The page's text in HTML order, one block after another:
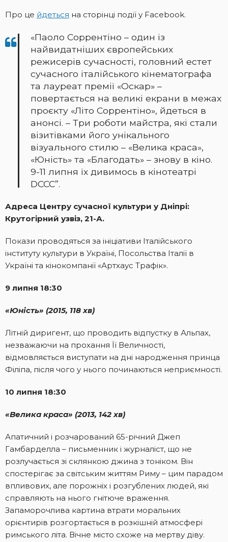
Про це йдеться на сторінці події у Facebook.
«Паоло Соррентіно – один із
найвидатніших європейських
режисерів сучасності, головний естет
сучасного італійського кінематографа
та лауреат премії «Оскар» –
повертається на великі екрани в межах
проєкту «Літо Соррентіно», йдеться в
анонсі. – Три роботи майстра, які стали
візитівками його унікального
візуального стилю – «Велика краса»,
«Юність» та «Благодать» – знову в кіно.
9-11 липня їх дивимось в кінотеатрі
DCCC”.
Адреса Центру сучасної культури у Дніпрі:
Крутогірний узвіз, 21-А.
Покази проводяться за ініціативи Італійського
інституту культури в Україні, Посольства Італії в
Україні та кінокомпанії «Артхаус Трафік».
9 липня 18:30
«Юність» (2015, 118 хв)
Літній диригент, що проводить відпустку в Альпах,
незважаючи на прохання Її Величності,
відмовляється виступати на дні народження принца
Філіпа, після чого у нього починаються неприємності.
10 липня 18:30
«Велика краса» (2013, 142 хв)
Апатичний і розчарований 65-річний Джеп
Гамбарделла – письменник і журналіст, що не
розлучається зі склянкою джина з тоніком. Він
спостерігає за світським життям Риму – цим парадом
впливових, але порожніх і розгублених людей, які
справляють на нього гнітюче враження.
Запаморочлива картина втрати моральних
орієнтирів розгортається в розкішній атмосфері
римського літа. Вічне місто схоже на мертву діву.